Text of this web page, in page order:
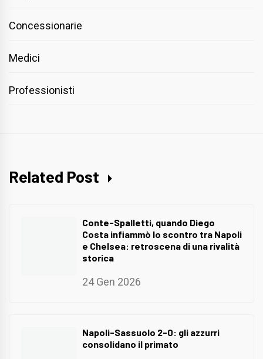
Concessionarie
Medici
Professionisti
Related Post
Conte-Spalletti, quando Diego
Costa infiammò lo scontro tra Napoli
e Chelsea: retroscena di una rivalità
storica
24 Gen 2026
Napoli-Sassuolo 2-0: gli azzurri
consolidano il primato